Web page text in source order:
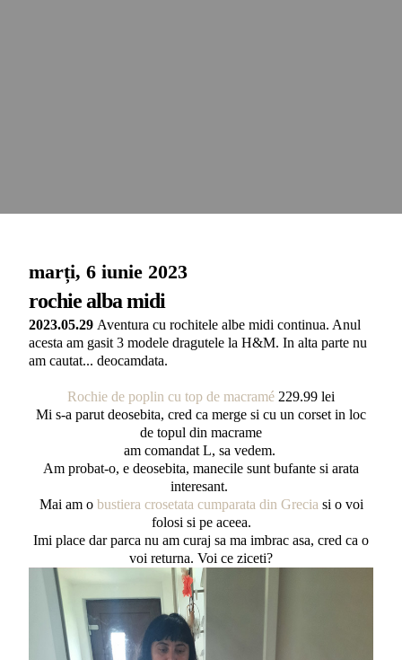
marți, 6 iunie 2023
rochie alba midi
2023.05.29 Aventura cu rochitele albe midi continua. Anul
acesta am gasit 3 modele dragutele la H&M. In alta parte nu
am cautat... deocamdata.
Rochie de poplin cu top de macramé 229.99 lei
Mi s-a parut deosebita, cred ca merge si cu un corset in loc
de topul din macrame
am comandat L, sa vedem.
Am probat-o, e deosebita, manecile sunt bufante si arata
interesant.
Mai am o bustiera crosetata cumparata din Grecia si o voi
folosi si pe aceea.
Imi place dar parca nu am curaj sa ma imbrac asa, cred ca o
voi returna. Voi ce ziceti?